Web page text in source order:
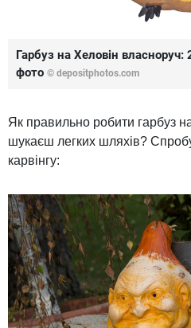
Гарбуз на Хеловін
фото © depositphotos.com
Як правильно робити гарбуз
шукаєш легких шляхів?
карвінгу: